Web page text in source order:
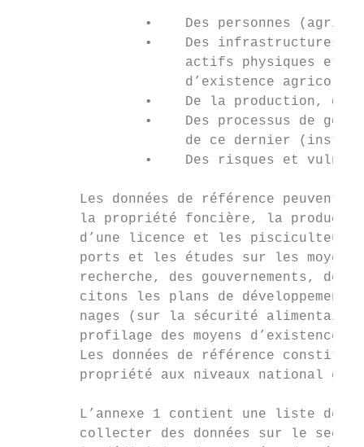
•    Des personnes
•    Des infrastructures
actifs physiques et
d’existence
•    De la production, de
•    Des processus de
de ce dernier
•    Des risques et
Les données de référence peuvent
la propriété foncière, la
d’une licence et les
ports et les études sur les
recherche, des gouvernements, des
citons les plans de développement
nages (sur la sécurité
profilage des moyens d’existence,
Les données de référence
propriété aux niveaux national et
L’annexe 1 contient une liste
collecter des données sur le